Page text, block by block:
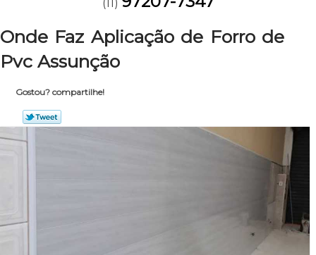
(11)
Onde Faz Aplicação de Forro de
Pvc Assunção
Gostou? compartilhe!